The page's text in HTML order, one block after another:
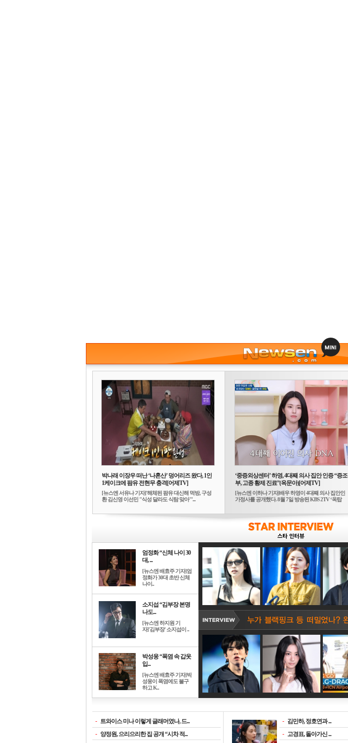
박나래 이장우 떠난 ‘나혼산’ 덩어리즈 왔다, 1인
1케이크에 팜유 전현무 충격[어제TV]
[뉴스엔 서유나 기자]'해체된 팜유 대신해 먹방, 구성
환 김신영 이선민 "식성 달라도 식탐 맞아"'...
‘중증외상센터’ 하영, 4대째 의사 집안 인증 “증조
부, 고종 황제 진료”(옥문아)[어제TV]
[뉴스엔 이하나 기자]배우 하영이 4대째 의사 집안인
가정사를 공개했다. 8월 7일 방송된 KBS 2TV ‘옥탑
엄정화 “신체 나이 30
대, ...
[뉴스엔 배효주 기자]엄
정화가 30대 초반 신체
나이..
소지섭 “김부장 본명
나도...
[뉴스엔 하지원 기
자]'김부장' 소지섭이 ..
박성웅 “폭염 속 갑옷
입...
[뉴스엔 배효주 기자]박
성웅이 폭염에도 불구
하고 K..
- 트와이스 미나 이렇게 글래머였나, 드...
- 양정원, 으리으리한 집 공개 “시차 적...
- 김민하, 정호연과 ...
- 고경표, 돌아가신 ...